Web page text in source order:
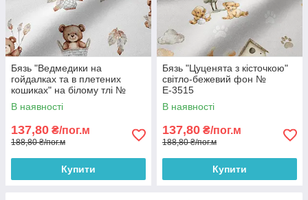
Бязь "Ведмедики на
гойдалках та в плетених
кошиках" на білому тлі №
Е-3518
В наявності
137,80 ₴/пог.м
188,80 ₴/пог.м
Купити
Бязь "Цуценята з кісточкою"
світло-бежевий фон №
Е-3515
В наявності
137,80 ₴/пог.м
188,80 ₴/пог.м
Купити